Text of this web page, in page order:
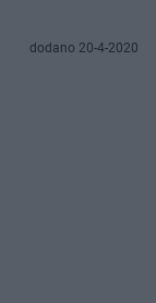
dodano 20-4-2020